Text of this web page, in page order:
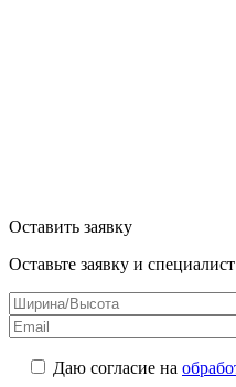
Оставить заявку
Оставьте заявку и
Даю согласие на